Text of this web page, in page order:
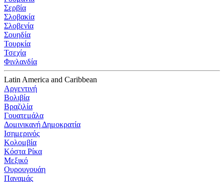
Σερβία
Σλοβακία
Σλοβενία
Σουηδία
Τουρκία
Τσεχία
Φινλανδία
Latin America and Caribbean
Αργεντινή
Βολιβία
Βραζιλία
Γουατεμάλα
Δομινικανή Δημοκρατία
Ισημερινός
Κολομβία
Κόστα Ρίκα
Μεξικό
Ουρουγουάη
Παναμάς